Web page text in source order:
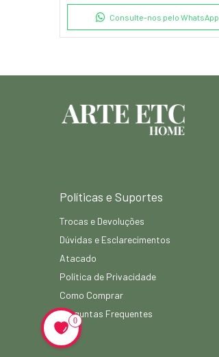
Consulte-nos pelo WhatsApp
Políticas e Suportes
Trocas e Devoluções
Dúvidas e Esclarecimentos
Atacado
Política de Privacidade
Como Comprar
Perguntas Frequentes
0